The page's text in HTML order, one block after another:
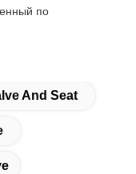
по
And Seat